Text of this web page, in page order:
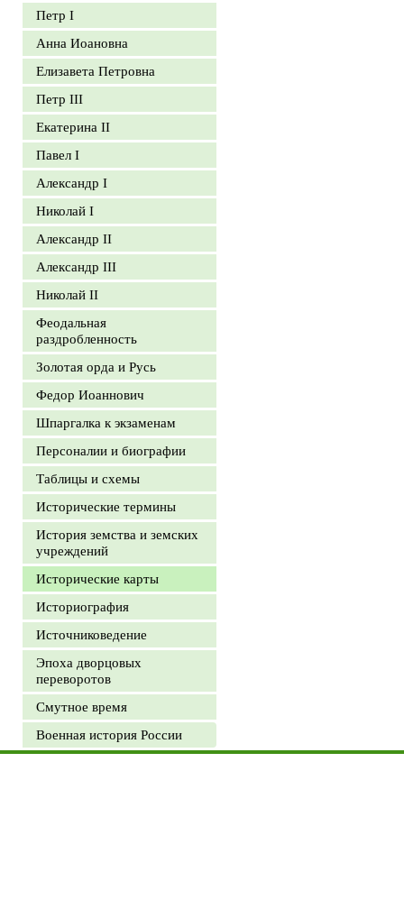
Петр I
Анна Иоановна
Елизавета Петровна
Петр III
Екатерина II
Павел I
Александр I
Николай I
Александр II
Александр III
Николай II
Феодальная
раздробленность
Золотая орда и Русь
Федор Иоаннович
Шпаргалка к экзаменам
Персоналии и биографии
Таблицы и схемы
Исторические термины
История земства и земских
учреждений
Исторические карты
Историография
Источниковедение
Эпоха дворцовых
переворотов
Смутное время
Военная история России